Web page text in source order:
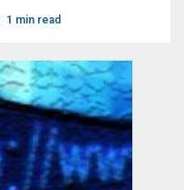
1 min read